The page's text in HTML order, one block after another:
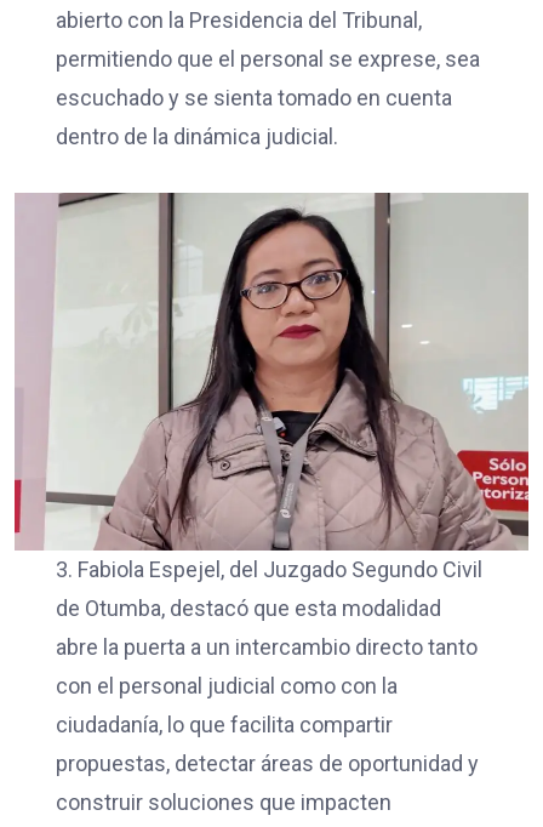
abierto con la Presidencia del Tribunal,
permitiendo que el personal se exprese, sea
escuchado y se sienta tomado en cuenta
dentro de la dinámica judicial.
3. Fabiola Espejel, del Juzgado Segundo Civil
de Otumba, destacó que esta modalidad
abre la puerta a un intercambio directo tanto
con el personal judicial como con la
ciudadanía, lo que facilita compartir
propuestas, detectar áreas de oportunidad y
construir soluciones que impacten